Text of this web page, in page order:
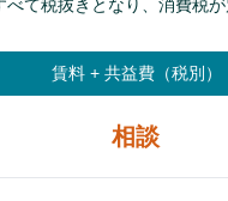
て税抜きとなり、消費税が
賃料 +共益費（税別）
相談